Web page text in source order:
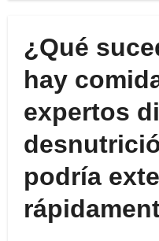
¿Qué
hay
expertos
podría